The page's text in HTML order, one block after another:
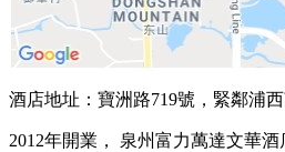
酒店地址：寶洲路719號，緊鄰浦
2012年開業， 泉州富力萬達文華